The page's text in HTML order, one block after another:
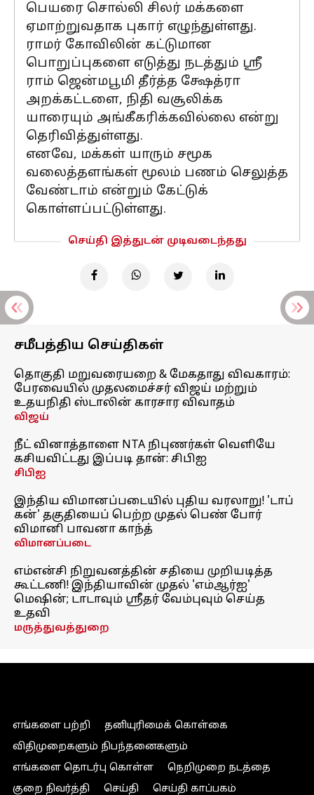
பெயரை சொல்லி சிலர் மக்களை
ஏமாற்றுவதாக புகார் எழுந்துள்ளது.
ராமர் கோவிலின் கட்டுமான
பொறுப்புகளை எடுத்து நடத்தும் ஸ்ரீ
ராம் ஜென்மபூமி தீர்த்த க்ஷேத்ரா
அறக்கட்டளை, நிதி வசூலிக்க
யாரையும் அங்கீகரிக்கவில்லை என்று
தெரிவித்துள்ளது.
எனவே, மக்கள் யாரும் சமூக
வலைத்தளங்கள் மூலம் பணம் செலுத்த
வேண்டாம் என்றும் கேட்டுக்
கொள்ளப்பட்டுள்ளது.
செய்தி இத்துடன் முடிவடைந்தது
சமீபத்திய செய்திகள்
தொகுதி மறுவரையறை & மேகதாது விவகாரம்:
பேரவையில் முதலமைச்சர் விஜய் மற்றும்
உதயநிதி ஸ்டாலின் காரசார விவாதம்
விஜய்
நீட் வினாத்தாளை NTA நிபுணர்கள் வெளியே
கசியவிட்டது இப்படி தான்: சிபிஐ
சிபிஐ
இந்திய விமானப்படையில் புதிய வரலாறு! 'டாப்
கன்' தகுதியைப் பெற்ற முதல் பெண் போர்
விமானி பாவனா காந்த்
விமானப்படை
எம்என்சி நிறுவனத்தின் சதியை முறியடித்த
கூட்டணி! இந்தியாவின் முதல் 'எம்ஆர்ஐ'
மெஷின்; டாடாவும் ஸ்ரீதர் வேம்புவும் செய்த
உதவி
மருத்துவத்துறை
எங்களை பற்றி
தனியுரிமைக் கொள்கை
விதிமுறைகளும் நிபந்தனைகளும்
எங்களை தொடர்பு கொள்ள
நெறிமுறை நடத்தை
குறை நிவர்த்தி
செய்தி செய்தி காப்பகம்